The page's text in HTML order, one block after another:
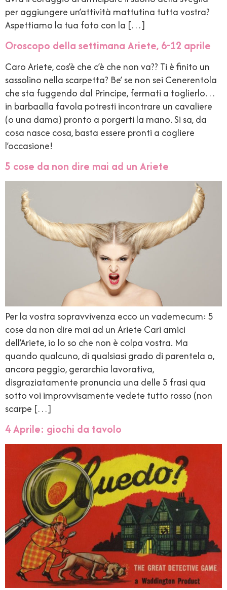
per aggiungere un’attività mattutina tutta vostra?
Aspettiamo la tua foto con la […]
Oroscopo della settimana Ariete, 6-12 aprile
Caro Ariete, cos’è che c’è che non va?? Ti è finito un
sassolino nella scarpetta? Be’ se non sei Cenerentola
che sta fuggendo dal Principe, fermati a toglierlo…
in barbaalla favola potresti incontrare un cavaliere
(o una dama) pronto a porgerti la mano. Si sa, da
cosa nasce cosa, basta essere pronti a cogliere
l’occasione!
5 cose da non dire mai ad un Ariete
Per la vostra sopravvivenza ecco un vademecum: 5
cose da non dire mai ad un Ariete Cari amici
dell’Ariete, io lo so che non è colpa vostra. Ma
quando qualcuno, di qualsiasi grado di parentela o,
ancora peggio, gerarchia lavorativa,
disgraziatamente pronuncia una delle 5 frasi qua
sotto voi improvvisamente vedete tutto rosso (non
scarpe […]
4 Aprile: giochi da tavolo